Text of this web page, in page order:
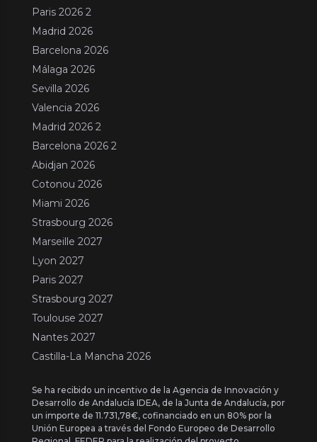
Paris 2026 2
Madrid 2026
Barcelona 2026
Málaga 2026
Sevilla 2026
Valencia 2026
Madrid 2026 2
Barcelona 2026 2
Abidjan 2026
Cotonou 2026
Miami 2026
Strasbourg 2026
Marseille 2027
Lyon 2027
Paris 2027
Strasbourg 2027
Toulouse 2027
Nantes 2027
Castilla-La Mancha 2026
Se ha recibido un incentivo de la Agencia de Innovación y
Desarrollo de Andalucía IDEA, de la Junta de Andalucía, por
un importe de 11.731,78€, cofinanciado en un 80% por la
Unión Europea a través del Fondo Europeo de Desarrollo